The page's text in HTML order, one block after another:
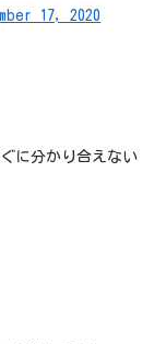
17, 2020
に分かり合えない